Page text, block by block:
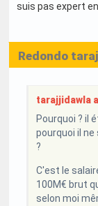
suis pas expert
Redondo
tarajjidawla
Pourquoi ? il
pourquoi il ne
?
C'est le
100M€ brut
selon moi